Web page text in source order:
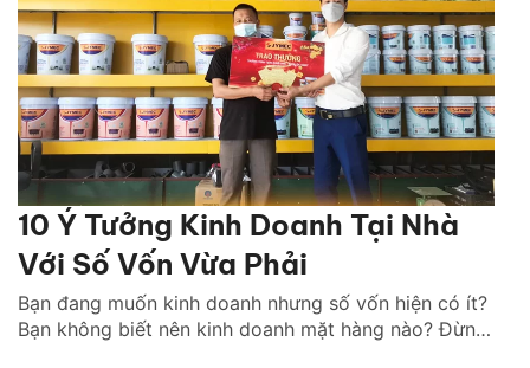
10 Ý Tưởng Kinh Doanh Tại Nhà
Với Số Vốn Vừa Phải
Bạn đang muốn kinh doanh nhưng số vốn hiện có ít?
Bạn không biết nên kinh doanh mặt hàng nào? Đừng